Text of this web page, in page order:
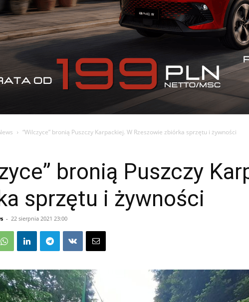
“Wilczyce” bronią Puszczy Karpackiej. W Rzeszowie zbiórka sprzętu i żywności
bronią Puszczy
sprzętu i żywności
- 22 sierpnia 2021 23:00